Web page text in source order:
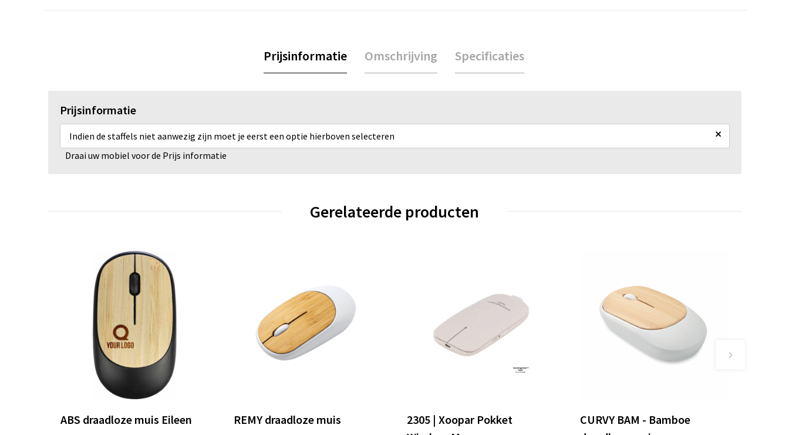
Prijsinformatie Omschrijving Specificaties
Prijsinformatie
Indien de staffels niet aanwezig zijn moet je eerst een optie hierboven selecteren ×
Draai uw mobiel voor de Prijs informatie
Gerelateerde producten
ABS draadloze muis Eileen REMY draadloze muis
2305 | Xoopar Pokket
CURVY BAM - Bamboe